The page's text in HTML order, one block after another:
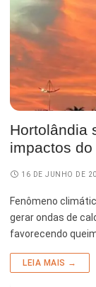
Hortolândia
impactos do
16 DE JUNHO DE
Fenômeno
gerar ondas de
favorecendo
LEIA MAIS →